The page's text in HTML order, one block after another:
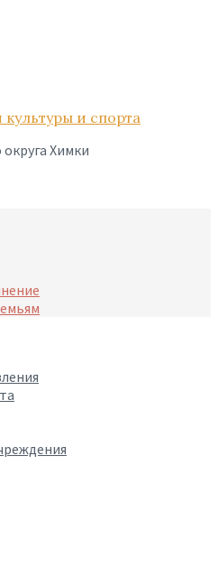
и спорта
Химки